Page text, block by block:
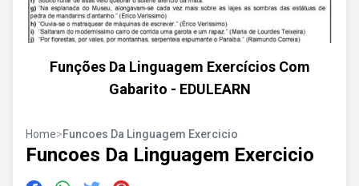
Funções Da Linguagem Exercícios Com
Gabarito - EDULEARN
Home>Funcoes Da Linguagem Exercicio
Funcoes Da Linguagem Exercicio